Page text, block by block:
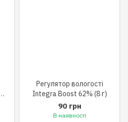
Регулятор вологості
Integra Boost 62% (8 г)
90 грн
В наявності